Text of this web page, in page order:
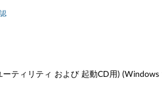
ーティリティ および 起動CD用)